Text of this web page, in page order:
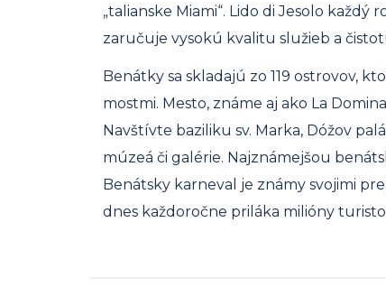
„talianske Miami“. Lido di Jesolo každý
zaručuje vysokú kvalitu služieb a
Benátky sa skladajú zo 119 ostrovov,
mostmi. Mesto, známe aj ako La
Navštívte baziliku sv. Marka, Dóžov
múzeá či galérie. Najznámejšou
Benátsky karneval je známy svojimi
dnes každoročne priláka milióny